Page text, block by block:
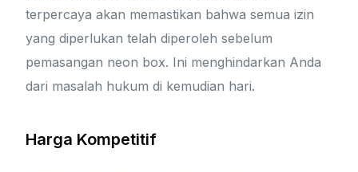
terpercaya akan memastikan bahwa semua izin
yang diperlukan telah diperoleh sebelum
pemasangan neon box. Ini menghindarkan Anda
dari masalah hukum di kemudian hari.
Harga Kompetitif